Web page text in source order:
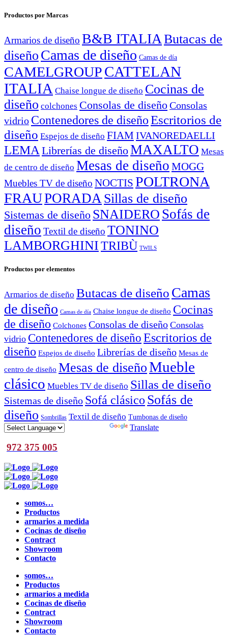
Productos por Marcas
Armarios de diseño B&B ITALIAButacas de
diseño Camas de diseño Camas de día
CAMELGROUPCATTELAN
ITALIA Chaise longue de diseño Cocinas de
diseño colchones Consolas de diseñoConsolas
vidrio Contenedores de diseñoEscritorios de
diseño Espejos de diseño FIAM IVANOREDAELLI
LEMA Librerías de diseñoMAXALTO Mesas
de centro de diseño Mesas de diseño MOGG
Muebles TV de diseño NOCTIS POLTRONA
FRAUPORADASillas de diseño
Sistemas de diseño SNAIDERO Sofás de
diseño Textil de diseño TONINO
LAMBORGHINITRIBÙ TWILS
Productos por elementos
Armarios de diseño Butacas de diseño Camas
de diseño Camas de día Chaise longue de diseño Cocinas
de diseño Colchones Consolas de diseño Consolas
vidrio Contenedores de diseño Escritorios de
diseño Espejos de diseño Librerías de diseño Mesas de
centro de diseño Mesas de diseñoMueble
clásico Muebles TV de diseño Sillas de diseño
Sistemas de diseño Sofá clásico Sofás de
diseño Sombrillas Textil de diseño Tumbonas de diseño
Translate
972 375 005
somos…
Productos
armarios a medida
Cocinas de diseño
Contract
Showroom
Contacto
somos…
Productos
armarios a medida
Cocinas de diseño
Contract
Showroom
Contacto